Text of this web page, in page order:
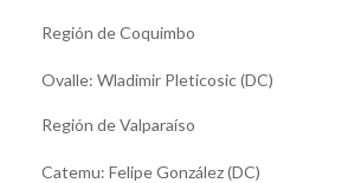
Región de Coquimbo
Ovalle: Wladimir Pleticosic (DC)
Región de Valparaíso
Catemu: Felipe González (DC)